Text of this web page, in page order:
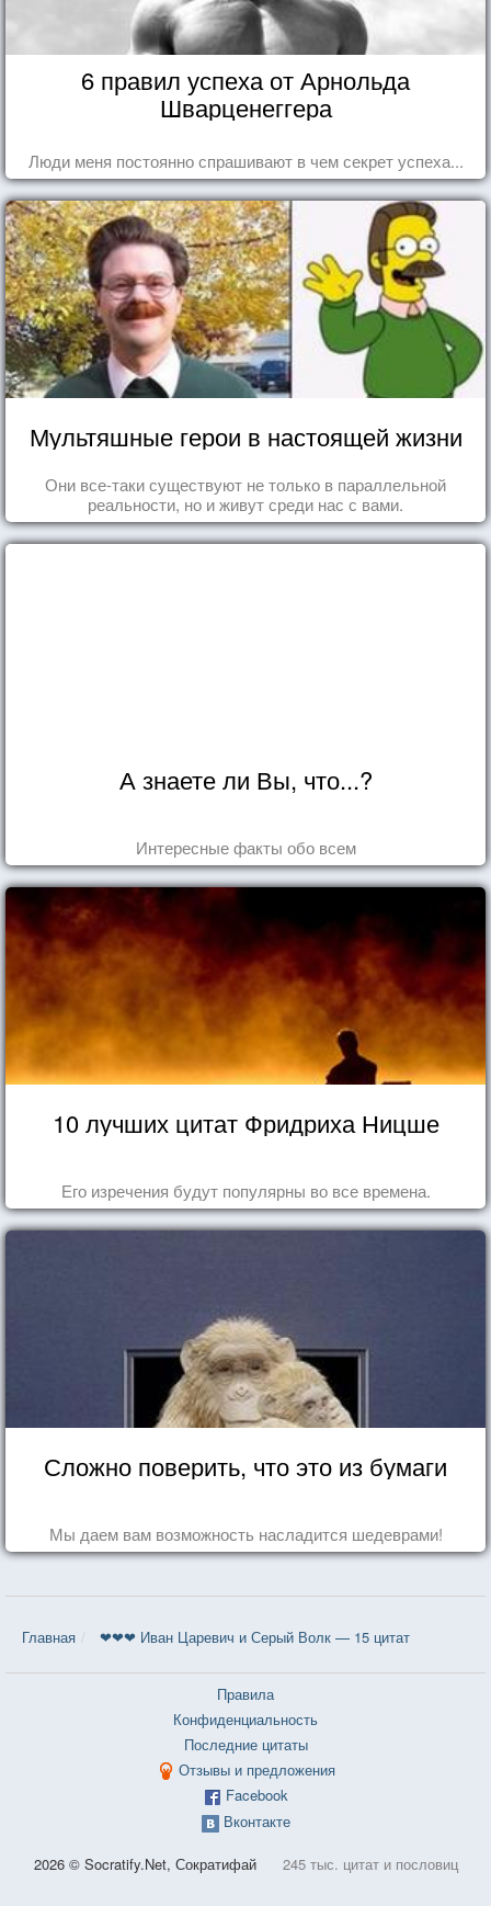
6 правил успеха от Арнольда
Шварценеггера
Люди меня постоянно спрашивают в чем секрет успеха...
Мультяшные герои в настоящей жизни
Они все-таки существуют не только в параллельной
реальности, но и живут среди нас с вами.
А знаете ли Вы, что...?
Интересные факты обо всем
10 лучших цитат Фридриха Ницше
Его изречения будут популярны во все времена.
Сложно поверить, что это из бумаги
Мы даем вам возможность насладится шедеврами!
Главная ❤❤❤ Иван Царевич и Серый Волк — 15 цитат
Правила
Конфиденциальность
Последние цитаты
Отзывы и предложения
Facebook
Вконтакте
2026 © Socratify.Net, Сократифай 245 тыс. цитат и пословиц